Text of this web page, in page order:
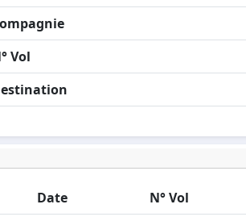
Vol
Date N° Vol